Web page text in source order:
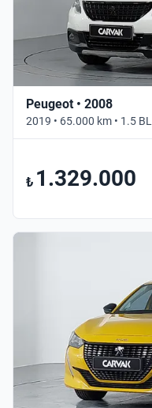
Peugeot • 2008
2019 • 65.000 km • 1.5
₺ 1.329.000